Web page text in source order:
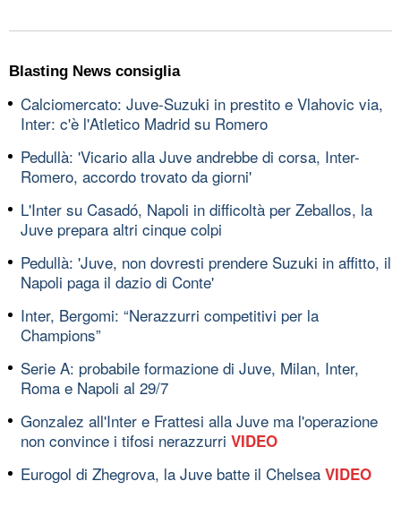
Blasting News consiglia
Calciomercato: Juve-Suzuki in prestito e Vlahovic via,
Inter: c'è l'Atletico Madrid su Romero
Pedullà: 'Vicario alla Juve andrebbe di corsa, Inter-
Romero, accordo trovato da giorni'
L'Inter su Casadó, Napoli in difficoltà per Zeballos, la
Juve prepara altri cinque colpi
Pedullà: 'Juve, non dovresti prendere Suzuki in affitto, il
Napoli paga il dazio di Conte'
Inter, Bergomi: “Nerazzurri competitivi per la
Champions”
Serie A: probabile formazione di Juve, Milan, Inter,
Roma e Napoli al 29/7
Gonzalez all'Inter e Frattesi alla Juve ma l'operazione
non convince i tifosi nerazzurri VIDEO
Eurogol di Zhegrova, la Juve batte il Chelsea VIDEO